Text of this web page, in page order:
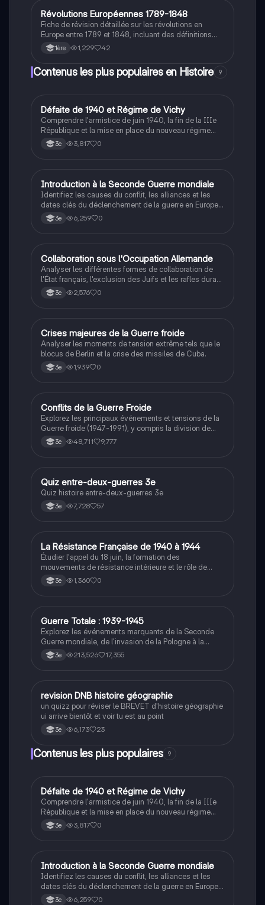
comprendre les fondements de la République
française.
Histoire
Révolutions Européennes 1789-1848
Fiche de révision détaillée sur les révolutions en
Europe entre 1789 et 1848, incluant des définitions
clés, une chronologie des événements majeurs, et une
analyse des impacts de la Révolution Française et de
l'Empire napoléonien. Idéale pour comprendre les
changements politiques et sociaux de cette période
1ère 1,229 42
Contenus les plus populaires en Histoire 9
DHistoire
Défaite de 1940 et Régime de Vichy
Comprendre l'armistice de juin 1940, la fin de la IIIe
République et la mise en place du nouveau régime
autoritaire de Philippe Pétain.
3e 3,817 0
IHistoire
Introduction à la Seconde Guerre mondiale
Identifiez les causes du conflit, les alliances et les
dates clés du déclenchement de la guerre en Europe
et dans le Pacifique.
3e 6,259 0
CHistoire
Collaboration sous l'Occupation Allemande
Analyser les différentes formes de collaboration de
l'État français, l'exclusion des Juifs et les rafles durant
la Seconde Guerre mondiale.
3e 2,576 0
CHistoire
Crises majeures de la Guerre froide
Analyser les moments de tension extrême tels que le
blocus de Berlin et la crise des missiles de Cuba.
3e 1,939 0
Histoire
Conflits de la Guerre Froide
Explorez les principaux événements et tensions de la
Guerre froide (1947-1991), y compris la division de
l'Allemagne, la crise de Cuba, la guerre du Vietnam, et
la course à l'espace. Cette fiche de révision couvre les
historique.
3e 48,711 9,777
QHistoire
Quiz entre-deux-guerres 3e
Quiz histoire entre-deux-guerres 3e
3e 7,728 57
L Histoire
La Résistance Française de 1940 à 1944
Étudier l'appel du 18 juin, la formation des
mouvements de résistance intérieure et le rôle de
Jean Moulin dans leur unification.
3e 1,360 0
Histoire
Guerre Totale : 1939-1945
Explorez les événements marquants de la Seconde
Guerre mondiale, de l'invasion de la Pologne à la
capitulation du Japon. Ce résumé aborde les concepts
clés tels que la guerre totale, le génocide des Juifs, la
comprendre les enjeux et les conséquences de ce
conflit majeur.
3e 213,526 17,355
RHistoire
revision DNB histoire géographie
un quizz pour réviser le BREVET d'histoire géographie
ui arrive bientôt et voir tu est au point
3e 6,173 23
Contenus les plus populaires 9
DHistoire
Défaite de 1940 et Régime de Vichy
Comprendre l'armistice de juin 1940, la fin de la IIIe
République et la mise en place du nouveau régime
autoritaire de Philippe Pétain.
3e 3,817 0
IHistoire
Introduction à la Seconde Guerre mondiale
Identifiez les causes du conflit, les alliances et les
dates clés du déclenchement de la guerre en Europe
et dans le Pacifique.
3e 6,259 0